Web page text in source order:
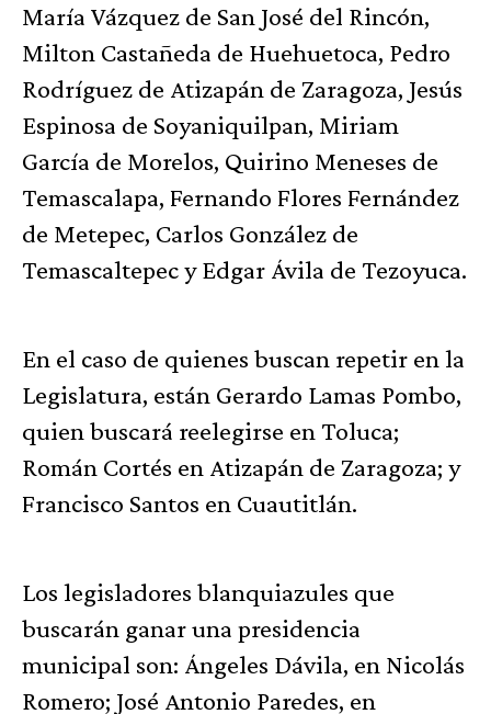
María Vázquez de San José del Rincón,
Milton Castañeda de Huehuetoca, Pedro
Rodríguez de Atizapán de Zaragoza, Jesús
Espinosa de Soyaniquilpan, Miriam
García de Morelos, Quirino Meneses de
Temascalapa, Fernando Flores Fernández
de Metepec, Carlos González de
Temascaltepec y Edgar Ávila de Tezoyuca.
En el caso de quienes buscan repetir en la
Legislatura, están Gerardo Lamas Pombo,
quien buscará reelegirse en Toluca;
Román Cortés en Atizapán de Zaragoza; y
Francisco Santos en Cuautitlán.
Los legisladores blanquiazules que
buscarán ganar una presidencia
municipal son: Ángeles Dávila, en Nicolás
Romero; José Antonio Paredes, en